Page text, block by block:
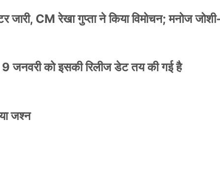
जारी, CM रेखा गुप्ता ने किया विमोचन; मनोज
जनवरी को इसकी रिलीज डेट तय की गई है
जश्न
ई-पास इस बंदी में भी लागू